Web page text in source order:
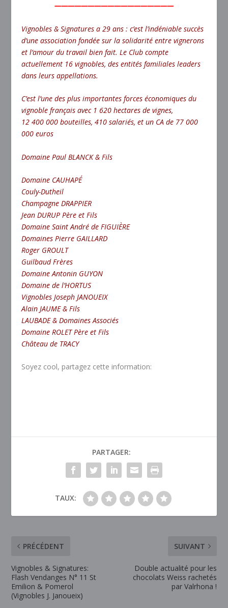
——————————————————
Vignobles & Signatures a 29 ans : c’est l’indéniable succès
d’une association fondée sur la solidarité entre vignerons
et l’amour du travail bien fait. Le Club compte
actuellement 16 vignobles, des entités familiales leaders
dans leurs appellations.
C’est l’une des plus importantes forces économiques du
vignoble français avec 1 620 hectares de vignes,
12 400 000 bouteilles, 410 salariés, et un CA de 77 000
000 euros
Domaine Paul BLANCK & Fils
Domaine CAUHAPÉ
Couly-Dutheil
Champagne DRAPPIER
Jean DURUP Père et Fils
Domaine Saint André de FIGUIÈRE
Domaines Pierre GAILLARD
Roger GROULT
Guilbaud Frères
Domaine Antonin GUYON
Domaine de l’HORTUS
Vignobles Joseph JANOUEIX
Alain JAUME & Fils
LAUBADE & Domaines Associés
Domaine ROLET Père et Fils
Château de TRACY
Soyez cool, partagez cette information:
PARTAGER:
TAUX:
PRÉCÉDENT
Vignobles & Signatures:
Flash Vendanges N° 11 St
Emilion & Pomerol
(Vignobles J. Janoueix)
SUIVANT
Double actualité pour les
chocolats Weiss rachetés
par Valrhona !